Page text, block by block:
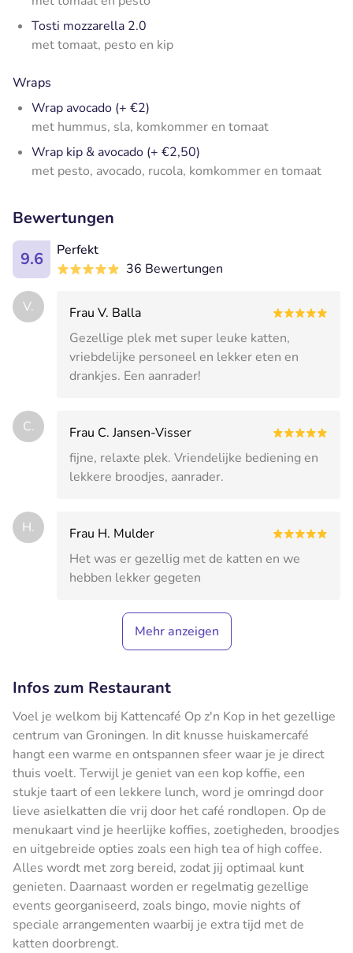
Tosti mozzarella 2.0
met tomaat, pesto en kip
Wraps
Wrap avocado (+ €2)
met hummus, sla, komkommer en tomaat
Wrap kip & avocado (+ €2,50)
met pesto, avocado, rucola, komkommer en tomaat
Bewertungen
9.6
Perfekt
36 Bewertungen
V.
Frau V. Balla
Gezellige plek met super leuke katten,
vriebdelijke personeel en lekker eten en
drankjes. Een aanrader!
C.
Frau C. Jansen-Visser
fijne, relaxte plek. Vriendelijke bediening en
lekkere broodjes, aanrader.
H.
Frau H. Mulder
Het was er gezellig met de katten en we
hebben lekker gegeten
Mehr anzeigen
Infos zum Restaurant
Voel je welkom bij Kattencafé Op z'n Kop in het gezellige
centrum van Groningen. In dit knusse huiskamercafé
hangt een warme en ontspannen sfeer waar je je direct
thuis voelt. Terwijl je geniet van een kop koffie, een
stukje taart of een lekkere lunch, word je omringd door
lieve asielkatten die vrij door het café rondlopen. Op de
menukaart vind je heerlijke koffies, zoetigheden, broodjes
en uitgebreide opties zoals een high tea of high coffee.
Alles wordt met zorg bereid, zodat jij optimaal kunt
genieten. Daarnaast worden er regelmatig gezellige
events georganiseerd, zoals bingo, movie nights of
speciale arrangementen waarbij je extra tijd met de
katten doorbrengt.